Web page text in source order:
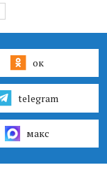
ок
telegram
макс